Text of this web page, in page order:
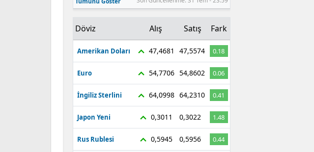
Döviz Alış Satış Fark
Amerikan Doları 47,4681 47,5574 0.18
Euro 54,7706 54,8602 0.06
İngiliz Sterlini 64,0998 64,2310 0.41
Japon Yeni 0,3011 0,3022 1.48
Rus Rublesi 0,5945 0,5956 0.44